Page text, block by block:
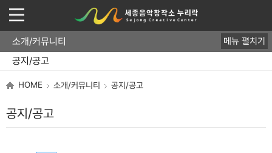
소개/커뮤니티
운영개요
직원/업무
오시는 길
공지/공고
FAQ
메뉴 펼치기
HOME 소개/커뮤니티 공지/공고
공지/공고